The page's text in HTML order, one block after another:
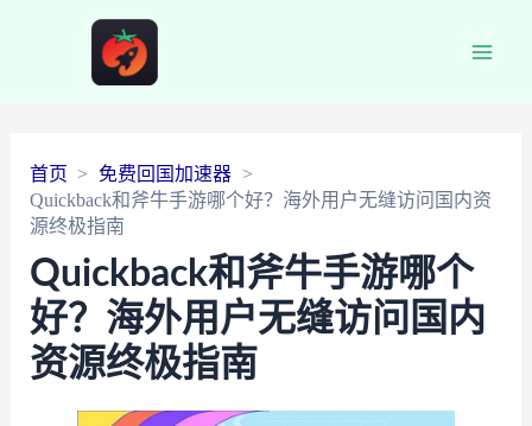
首页
免费回国加速器
Quickback和斧牛手游哪个好？海外用户无缝访问国内资
源终极指南
Quickback和斧牛手游哪个
好？海外用户无缝访问国内
资源终极指南